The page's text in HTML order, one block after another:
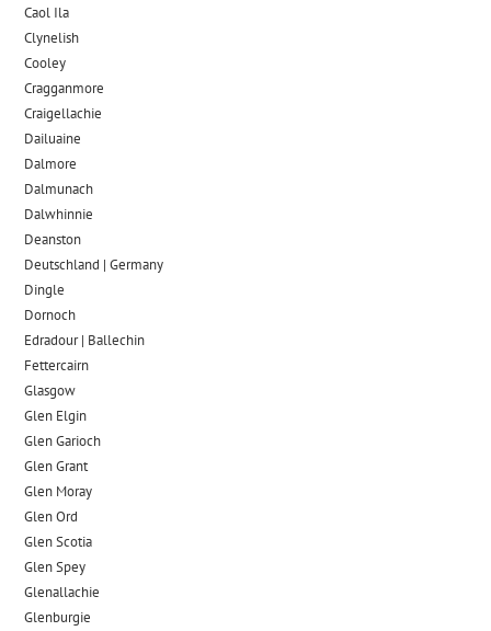
Caol Ila
Clynelish
Cooley
Cragganmore
Craigellachie
Dailuaine
Dalmore​
Dalmunach
Dalwhinnie
Deanston
Deutschland | Germany
Dingle
Dornoch
Edradour | Ballechin
Fettercairn
Glasgow
Glen Elgin
Glen Garioch
Glen Grant
Glen Moray
Glen Ord
Glen Scotia
Glen Spey
Glenallachie
Glenburgie